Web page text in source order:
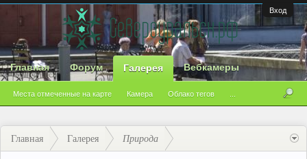
Вход
Главная Форум Галерея
Места отмеченные на карте Камера Облако тегов
Вебкамеры
Главная Галерея Природа